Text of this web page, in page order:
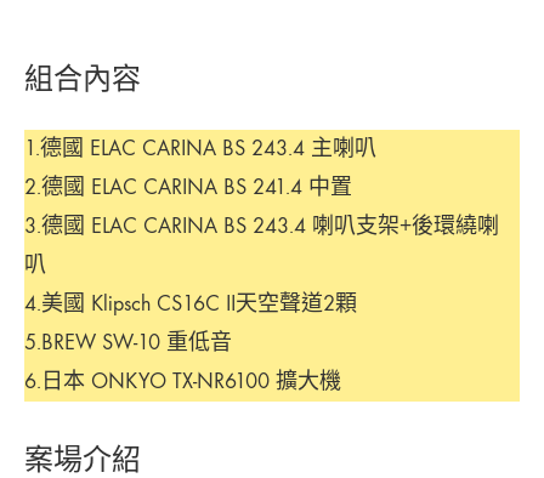
組合內容
1.德國 ELAC CARINA BS 243.4 主喇叭
2.德國 ELAC CARINA BS 241.4 中置
3.德國 ELAC CARINA BS 243.4 喇叭支架+後環繞喇
叭
4.美國 Klipsch CS16C II天空聲道2顆
5.BREW SW-10 重低音
6.日本 ONKYO TX-NR6100 擴大機
案場介紹